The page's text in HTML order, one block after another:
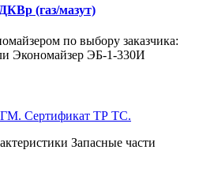
(газ/мазут)
по выбору заказчика:
Экономайзер ЭБ-1-330И
Сертификат ТР ТС.
Запасные части